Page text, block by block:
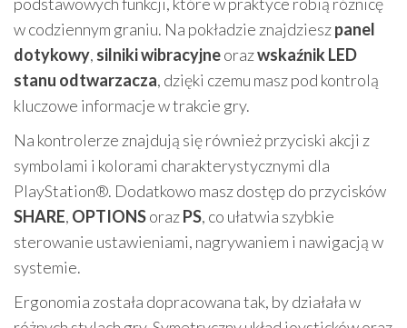
w codziennym graniu. Na pokładzie znajdzieszpanel
dotykowy, silniki wibracyjneorazwskaźnik LED
stanu odtwarzacza, dzięki czemu masz pod kontrolą
kluczowe informacje w trakcie gry.
Na kontrolerze znajdują się również przyciski akcji z
symbolami i kolorami charakterystycznymi dla
PlayStation®. Dodatkowo masz dostęp do przycisków
SHARE, OPTIONSorazPS, co ułatwia szybkie
sterowanie ustawieniami, nagrywaniem i nawigacją w
systemie.
Ergonomia została dopracowana tak, by działała w